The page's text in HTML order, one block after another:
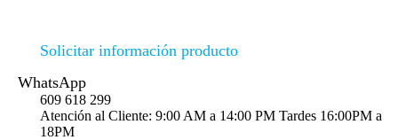
Solicitar información producto
WhatsApp
609 618 299
Atención al Cliente: 9:00 AM a 14:00 PM Tardes 16:00PM a
18PM